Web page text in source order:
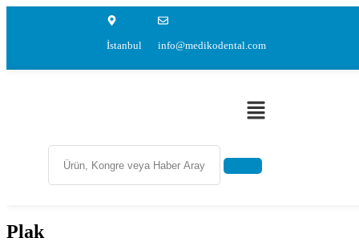
İstanbul info@medikodental.com
Plak